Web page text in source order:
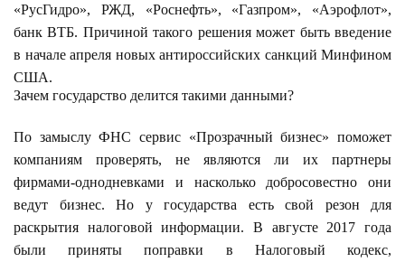
«РусГидро», РЖД, «Роснефть», «Газпром», «Аэрофлот»,
банк ВТБ. Причиной такого решения может быть введение
в начале апреля новых антироссийских санкций Минфином
США.
Зачем государство делится такими данными?
По замыслу ФНС сервис «Прозрачный бизнес» поможет
компаниям проверять, не являются ли их партнеры
фирмами-однодневками и насколько добросовестно они
ведут бизнес. Но у государства есть свой резон для
раскрытия налоговой информации. В августе 2017 года
были приняты поправки в Налоговый кодекс,